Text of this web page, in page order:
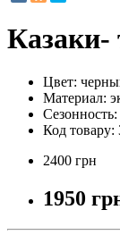
Цвет:
Материал:
Сезонность:
Код товару:
2400 грн
1950